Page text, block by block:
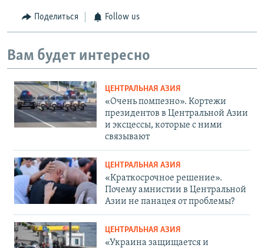
Поделиться Follow us
Вам будет интересно
ЦЕНТРАЛЬНАЯ АЗИЯ
«Очень помпезно». Кортежи
президентов в Центральной Азии
и эксцессы, которые с ними
связывают
ЦЕНТРАЛЬНАЯ АЗИЯ
«Краткосрочное решение».
Почему амнистии в Центральной
Азии не панацея от проблемы?
ЦЕНТРАЛЬНАЯ АЗИЯ
«Украина защищается и